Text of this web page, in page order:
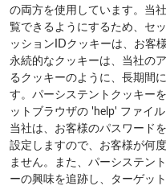
の両方を使用しています。当
覧できるようにするため、セ
ッションIDクッキーは、お客
永続的なクッキーは、当社の
るクッキーのように、長期間
す。パーシステントクッキー
ットブラウザの 'help' ファイ
当社は、お客様のパスワード
設定しますので、お客様が何
ません。また、パーシステン
ーの興味を追跡し、ターゲッ